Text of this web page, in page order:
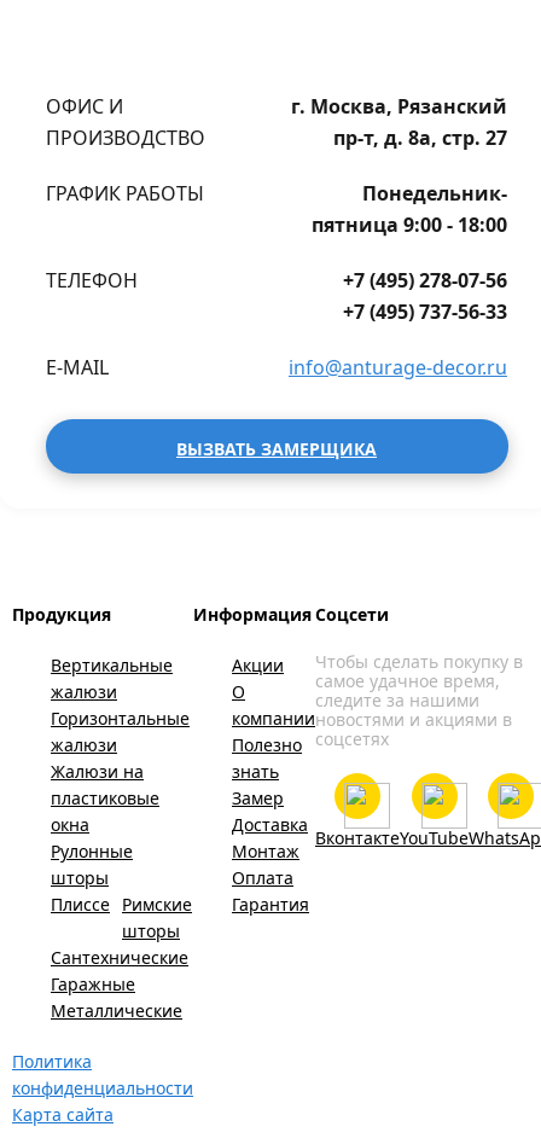
ОФИС И
ПРОИЗВОДСТВО
г. Москва, Рязанский
пр-т, д. 8а, стр. 27
ГРАФИК РАБОТЫ
Понедельник-
пятница 9:00 - 18:00
ТЕЛЕФОН
+7 (495) 278-07-56
+7 (495) 737-56-33
E-MAIL info@anturage-decor.ru
ВЫЗВАТЬ ЗАМЕРЩИКА
Продукция
Вертикальные
жалюзи
Горизонтальные
жалюзи
Жалюзи на
пластиковые
окна
Рулонные
шторы
Плиссе Римские
шторы
Сантехнические
Гаражные
Металлические
Политика
конфиденциальности
Карта сайта
Информация
Акции
О
компании
Полезно
знать
Замер
Доставка
Монтаж
Оплата
Гарантия
Соцсети
Чтобы сделать покупку в
самое удачное время,
следите за нашими
новостями и акциями в
соцсетях
ВконтактеYouTube